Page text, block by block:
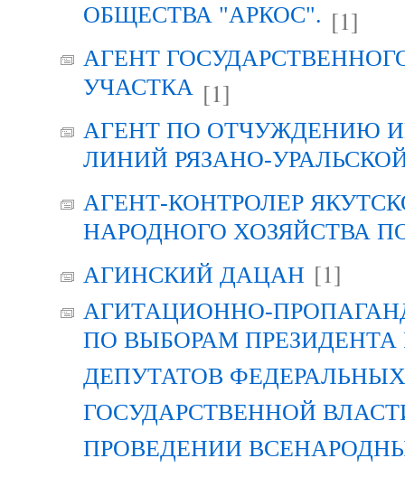
ОБЩЕСТВА "АРКОС". [1]
АГЕНТ
УЧАСТКА [1]
АГЕНТ ПО ОТЧУЖДЕНИЮ
ЛИНИЙ РЯЗАНО-
АГЕНТ-КОНТРОЛЕР
НАРОДНОГО ХОЗЯЙСТВА
АГИНСКИЙ ДАЦАН [1]
АГИТАЦИОННО-
ПО ВЫБОРАМ
ДЕПУТАТОВ
ГОСУДАРСТВЕННОЙ
ПРОВЕДЕНИИ